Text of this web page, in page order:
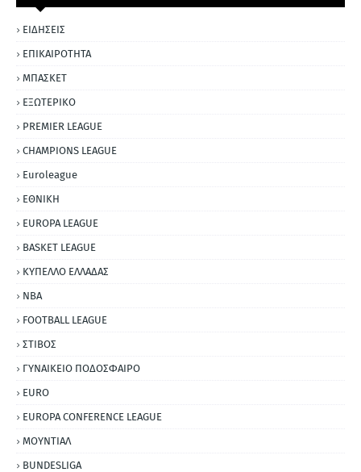
ΕΙΔΗΣΕΙΣ
ΕΠΙΚΑΙΡΟΤΗΤΑ
ΜΠΑΣΚΕΤ
ΕΞΩΤΕΡΙΚΟ
PREMIER LEAGUE
CHAMPIONS LEAGUE
Euroleague
ΕΘΝΙΚΗ
EUROPA LEAGUE
BASKET LEAGUE
ΚΥΠΕΛΛΟ ΕΛΛΑΔΑΣ
NBA
FOOTBALL LEAGUE
ΣΤΙΒΟΣ
ΓΥΝΑΙΚΕΙΟ ΠΟΔΟΣΦΑΙΡΟ
EURO
EUROPA CONFERENCE LEAGUE
ΜΟΥΝΤΙΑΛ
BUNDESLIGA